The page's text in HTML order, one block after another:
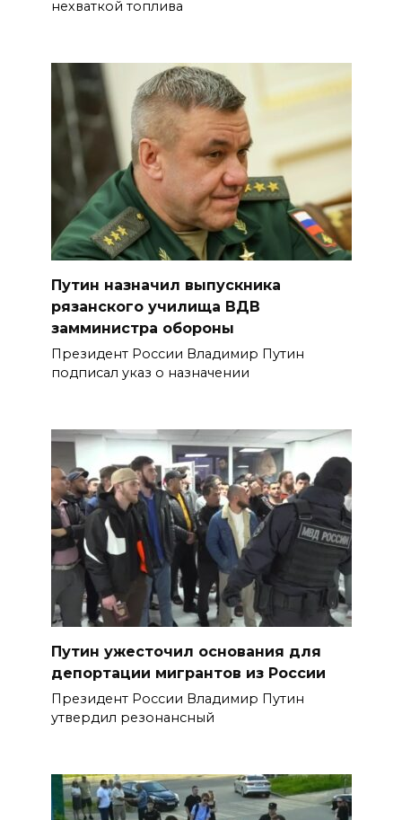
нехваткой топлива
Путин назначил выпускника
рязанского училища ВДВ
замминистра обороны
Президент России Владимир Путин
подписал указ о назначении
Путин ужесточил основания для
депортации мигрантов из России
Президент России Владимир Путин
утвердил резонансный